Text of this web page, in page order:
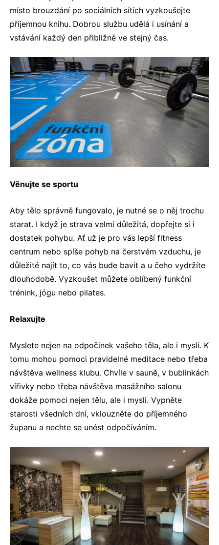
místo brouzdání po sociálních sítích vyzkoušejte
příjemnou knihu. Dobrou službu udělá i usínání a
vstávání každý den přibližně ve stejný čas.
Věnujte se sportu
Aby tělo správně fungovalo, je nutné se o něj trochu
starat. I když je strava velmi důležitá, dopřejte si i
dostatek pohybu. Ať už je pro vás lepší fitness
centrum nebo spíše pohyb na čerstvém vzduchu, je
důležité najít to, co vás bude bavit a u čeho vydržíte
dlouhodobě. Vyzkoušet můžete oblíbený funkční
trénink, jógu nebo pilates.
Relaxujte
Myslete nejen na odpočinek vašeho těla, ale i mysli. K
tomu mohou pomoci pravidelné meditace nebo třeba
návštěva wellness klubu. Chvíle v sauně, v bublinkách
vířivky nebo třeba návštěva masážního salonu
dokáže pomoci nejen tělu, ale i mysli. Vypněte
starosti všedních dní, vklouzněte do příjemného
županu a nechte se unést odpočíváním.